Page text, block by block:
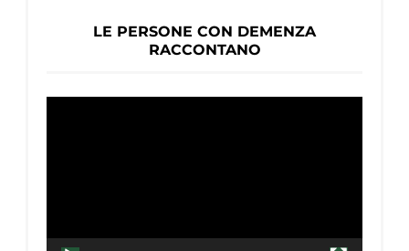
LE PERSONE CON DEMENZA
RACCONTANO